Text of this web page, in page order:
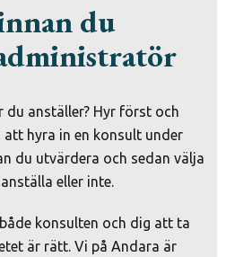
du
du anställer? Hyr först och
att hyra in en konsult under
du utvärdera och sedan välja
eller inte.
konsulten och dig att ta
är rätt. Vi på Andara är